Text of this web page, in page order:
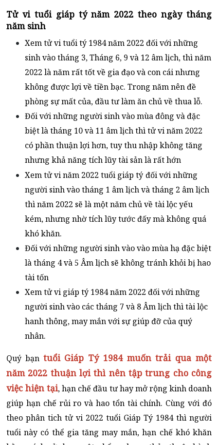
Tử vi tuổi giáp tý năm 2022 theo ngày tháng
năm sinh
Xem tử vi tuổi tý 1984 năm 2022 đối với những
sinh vào tháng 3, Tháng 6, 9 và 12 âm lịch, thì năm
2022 là năm rất tốt về gia đạo và con cái nhưng
không được lợi về tiền bạc. Trong năm nên đề
phòng sự mất của, đầu tư làm ăn chủ về thua lỗ.
Đối với những người sinh vào mùa đông và đặc
biệt là tháng 10 và 11 âm lịch thì tử vi năm 2022
có phần thuận lợi hơn, tuy thu nhập không tăng
nhưng khả năng tích lũy tài sản là rất hớn
Xem tử vi năm 2022 tuổi giáp tý đối với những
người sinh vào tháng 1 âm lịch và tháng 2 âm lịch
thì năm 2022 sẽ là một năm chủ về tài lộc yếu
kém, nhưng nhờ tích lũy tước đấy mà không quá
khó khăn.
Đối với những người sinh vào vào mùa hạ đặc biệt
là tháng 4 và 5 Âm lịch sẽ không tránh khỏi bị hao
tài tốn
Xem tử vi giáp tý 1984 năm 2022 đối với những
người sinh vào các tháng 7 và 8 Âm lịch thì tài lộc
hanh thông, may mắn với sự giúp đỡ của quý
nhân.
Quý bạn tuổi Giáp Tý 1984 muốn trải qua một
năm 2022 thuận lợi thì nên tập trung cho công
việc hiện tại, hạn chế đầu tư hay mở rộng kinh doanh
giúp hạn chế rủi ro và hao tổn tài chính. Cùng với đó
theo phân tich tử vi 2022 tuổi Giáp Tý 1984 thì người
tuổi này có thể gia tăng may mắn, hạn chế khó khăn